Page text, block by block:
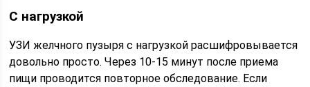
С нагрузкой
УЗИ желчного пузыря с нагрузкой расшифровывается
довольно просто. Через 10-15 минут после приема
пищи проводится повторное обследование. Если